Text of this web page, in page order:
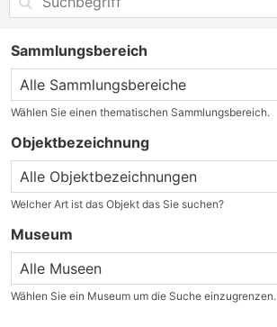
Sammlungsbereich
Wählen Sie einen thematischen Sammlungsbereich.
Objektbezeichnung
Welcher Art ist das Objekt das Sie suchen?
Museum
Wählen Sie ein Museum um die Suche einzugrenzen.